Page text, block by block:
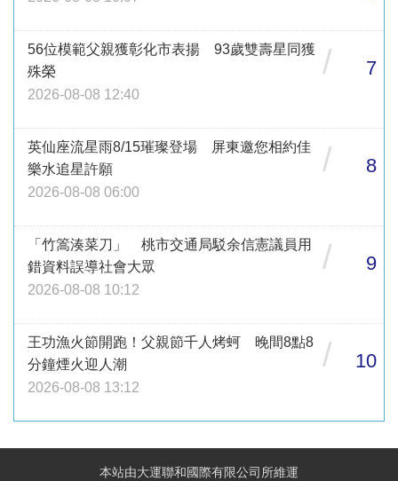
56位模範父親獲彰化市表揚 93歲雙壽星同獲
殊榮
2026-08-08 12:40
/ 7
英仙座流星雨8/15璀璨登場 屏東邀您相約佳
樂水追星許願
2026-08-08 06:00
/ 8
「竹篙湊菜刀」 桃市交通局駁余信憲議員用
錯資料誤導社會大眾
2026-08-08 10:12
/ 9
王功漁火節開跑！父親節千人烤蚵 晚間8點8
分鐘煙火迎人潮
2026-08-08 13:12
/ 10
本站由大運聯和國際有限公司所維運